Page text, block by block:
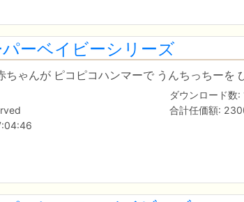
ーベイビーシリーズ
ちゃんが ピコピコハンマーで うんちっちーを
ダウンロード数:
合計任価額: